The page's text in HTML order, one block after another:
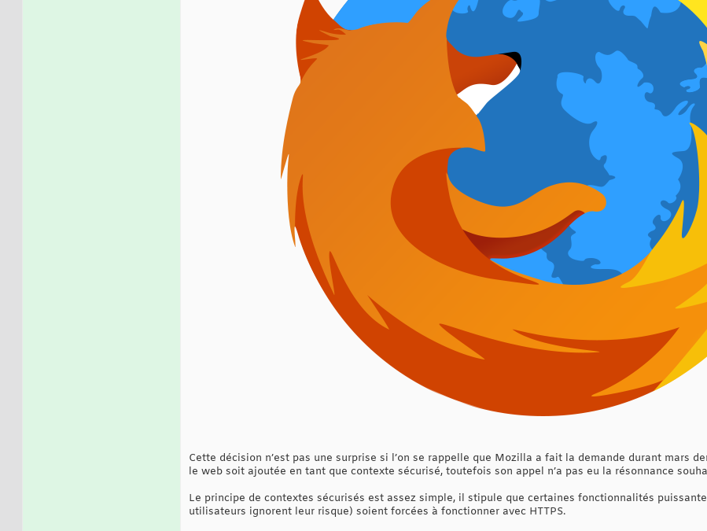
Cette décision n’est pas une surprise si l’on se rappelle que Mozilla a fait la demande durant mars
le web soit ajoutée en tant que contexte sécurisé, toutefois son appel n’a pas eu la résonnance
Le principe de contextes sécurisés est assez simple, il stipule que certaines fonctionnalités
utilisateurs ignorent leur risque) soient forcées à fonctionner avec HTTPS.